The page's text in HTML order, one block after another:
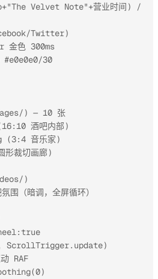
Velvet Note"+营业时间) /
Twitter)
色 300ms
30
) — 10 张
酒吧内部)
音乐家)
裁切画廊)
)
（暗调，全屏循环）
RAF